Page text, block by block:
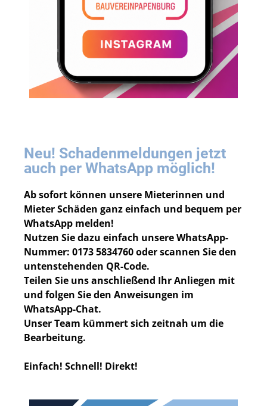
Neu! Schadenmeldungen jetzt
auch per WhatsApp möglich!
Ab sofort können unsere Mieterinnen und
Mieter Schäden ganz einfach und bequem per
WhatsApp melden!
Nutzen Sie dazu einfach unsere WhatsApp-
Nummer: 0173 5834760 oder scannen Sie den
untenstehenden QR-Code.
Teilen Sie uns anschließend Ihr Anliegen mit
und folgen Sie den Anweisungen im
WhatsApp-Chat.
Unser Team kümmert sich zeitnah um die
Bearbeitung.
Einfach! Schnell! Direkt!